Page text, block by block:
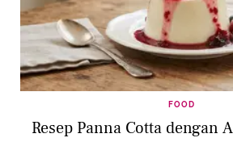
FOOD
Resep Panna Cotta dengan